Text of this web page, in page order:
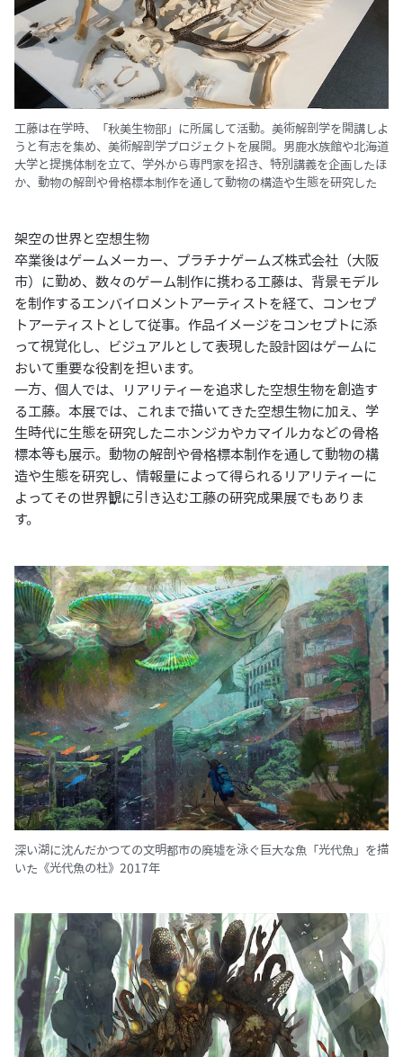
工藤は在学時、「秋美生物部」に所属して活動。美術解剖学を開講しよ
うと有志を集め、美術解剖学プロジェクトを展開。男鹿水族館や北海道
大学と提携体制を立て、学外から専門家を招き、特別講義を企画したほ
か、動物の解剖や骨格標本制作を通して動物の構造や生態を研究した
架空の世界と空想生物
卒業後はゲームメーカー、プラチナゲームズ株式会社（大阪
市）に勤め、数々のゲーム制作に携わる工藤は、背景モデル
を制作するエンバイロメントアーティストを経て、コンセプ
トアーティストとして従事。作品イメージをコンセプトに添
って視覚化し、ビジュアルとして表現した設計図はゲームに
おいて重要な役割を担います。
一方、個人では、リアリティーを追求した空想生物を創造す
る工藤。本展では、これまで描いてきた空想生物に加え、学
生時代に生態を研究したニホンジカやカマイルカなどの骨格
標本等も展示。動物の解剖や骨格標本制作を通して動物の構
造や生態を研究し、情報量によって得られるリアリティーに
よってその世界観に引き込む工藤の研究成果展でもありま
す。
深い湖に沈んだかつての文明都市の廃墟を泳ぐ巨大な魚「光代魚」を描
いた《光代魚の杜》2017年